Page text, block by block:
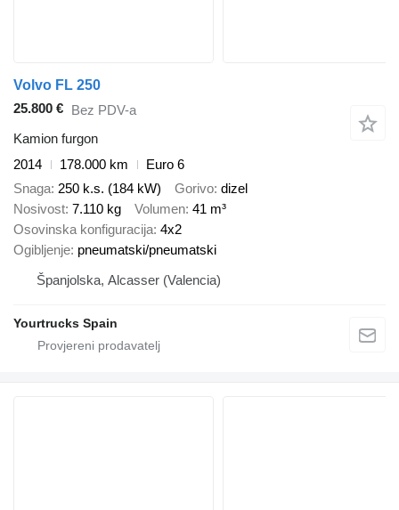
Volvo FL 250
25.800 € Bez PDV-a
Kamion furgon
2014
178.000 km
Euro 6
Snaga 250 k.s. (184 kW) Gorivo dizel
Nosivost 7.110 kg Volumen 41 m³
Osovinska konfiguracija 4x2
Ogibljenje pneumatski/pneumatski
Španjolska, Alcasser (Valencia)
Yourtrucks Spain